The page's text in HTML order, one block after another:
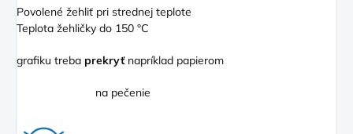
Povolené žehliť pri strednej teplote
Teplota žehličky do 150 °C
grafiku treba prekryť napríklad papierom
na pečenie